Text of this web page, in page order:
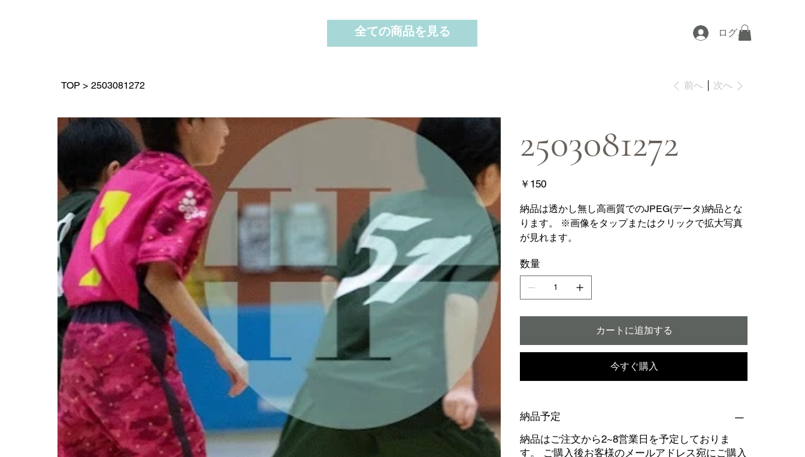
ログイン
全ての商品を見る
TOP > 2503081272 前へ 次へ
2503081272
価
格
￥150
納品は透かし無し高画質でのJPEG(データ)納品とな
ります。 ※画像をタップまたはクリックで拡大写真
が見れます。
数量
カートに追加する
今すぐ購入
納品予定
納品はご注文から2~8営業日を予定しておりま
す。 ご購入後お客様のメールアドレス宛にご購入